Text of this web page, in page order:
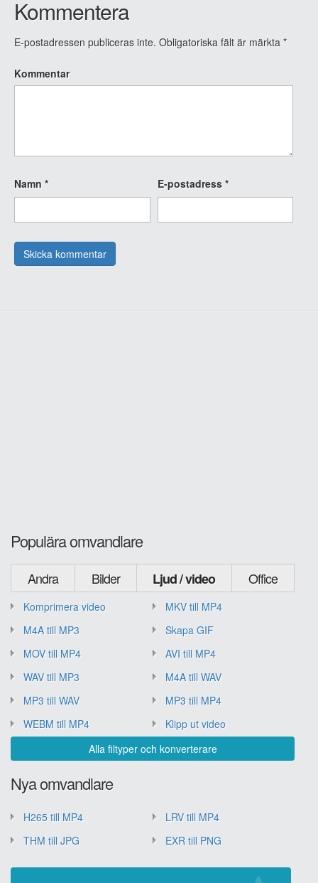
Kommentera
E-postadressen publiceras inte. Obligatoriska fält är märkta *
Kommentar
Namn * E-postadress *
Populära omvandlare
Andra Bilder Ljud / video Office
Komprimera video
MKV till MP4
M4A till MP3
Skapa GIF
MOV till MP4
AVI till MP4
WAV till MP3
M4A till WAV
MP3 till WAV
MP3 till MP4
WEBM till MP4
Klipp ut video
Alla filtyper och konverterare
Nya omvandlare
H265 till MP4
LRV till MP4
THM till JPG
EXR till PNG